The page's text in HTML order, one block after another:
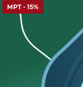
МРТ - 15%